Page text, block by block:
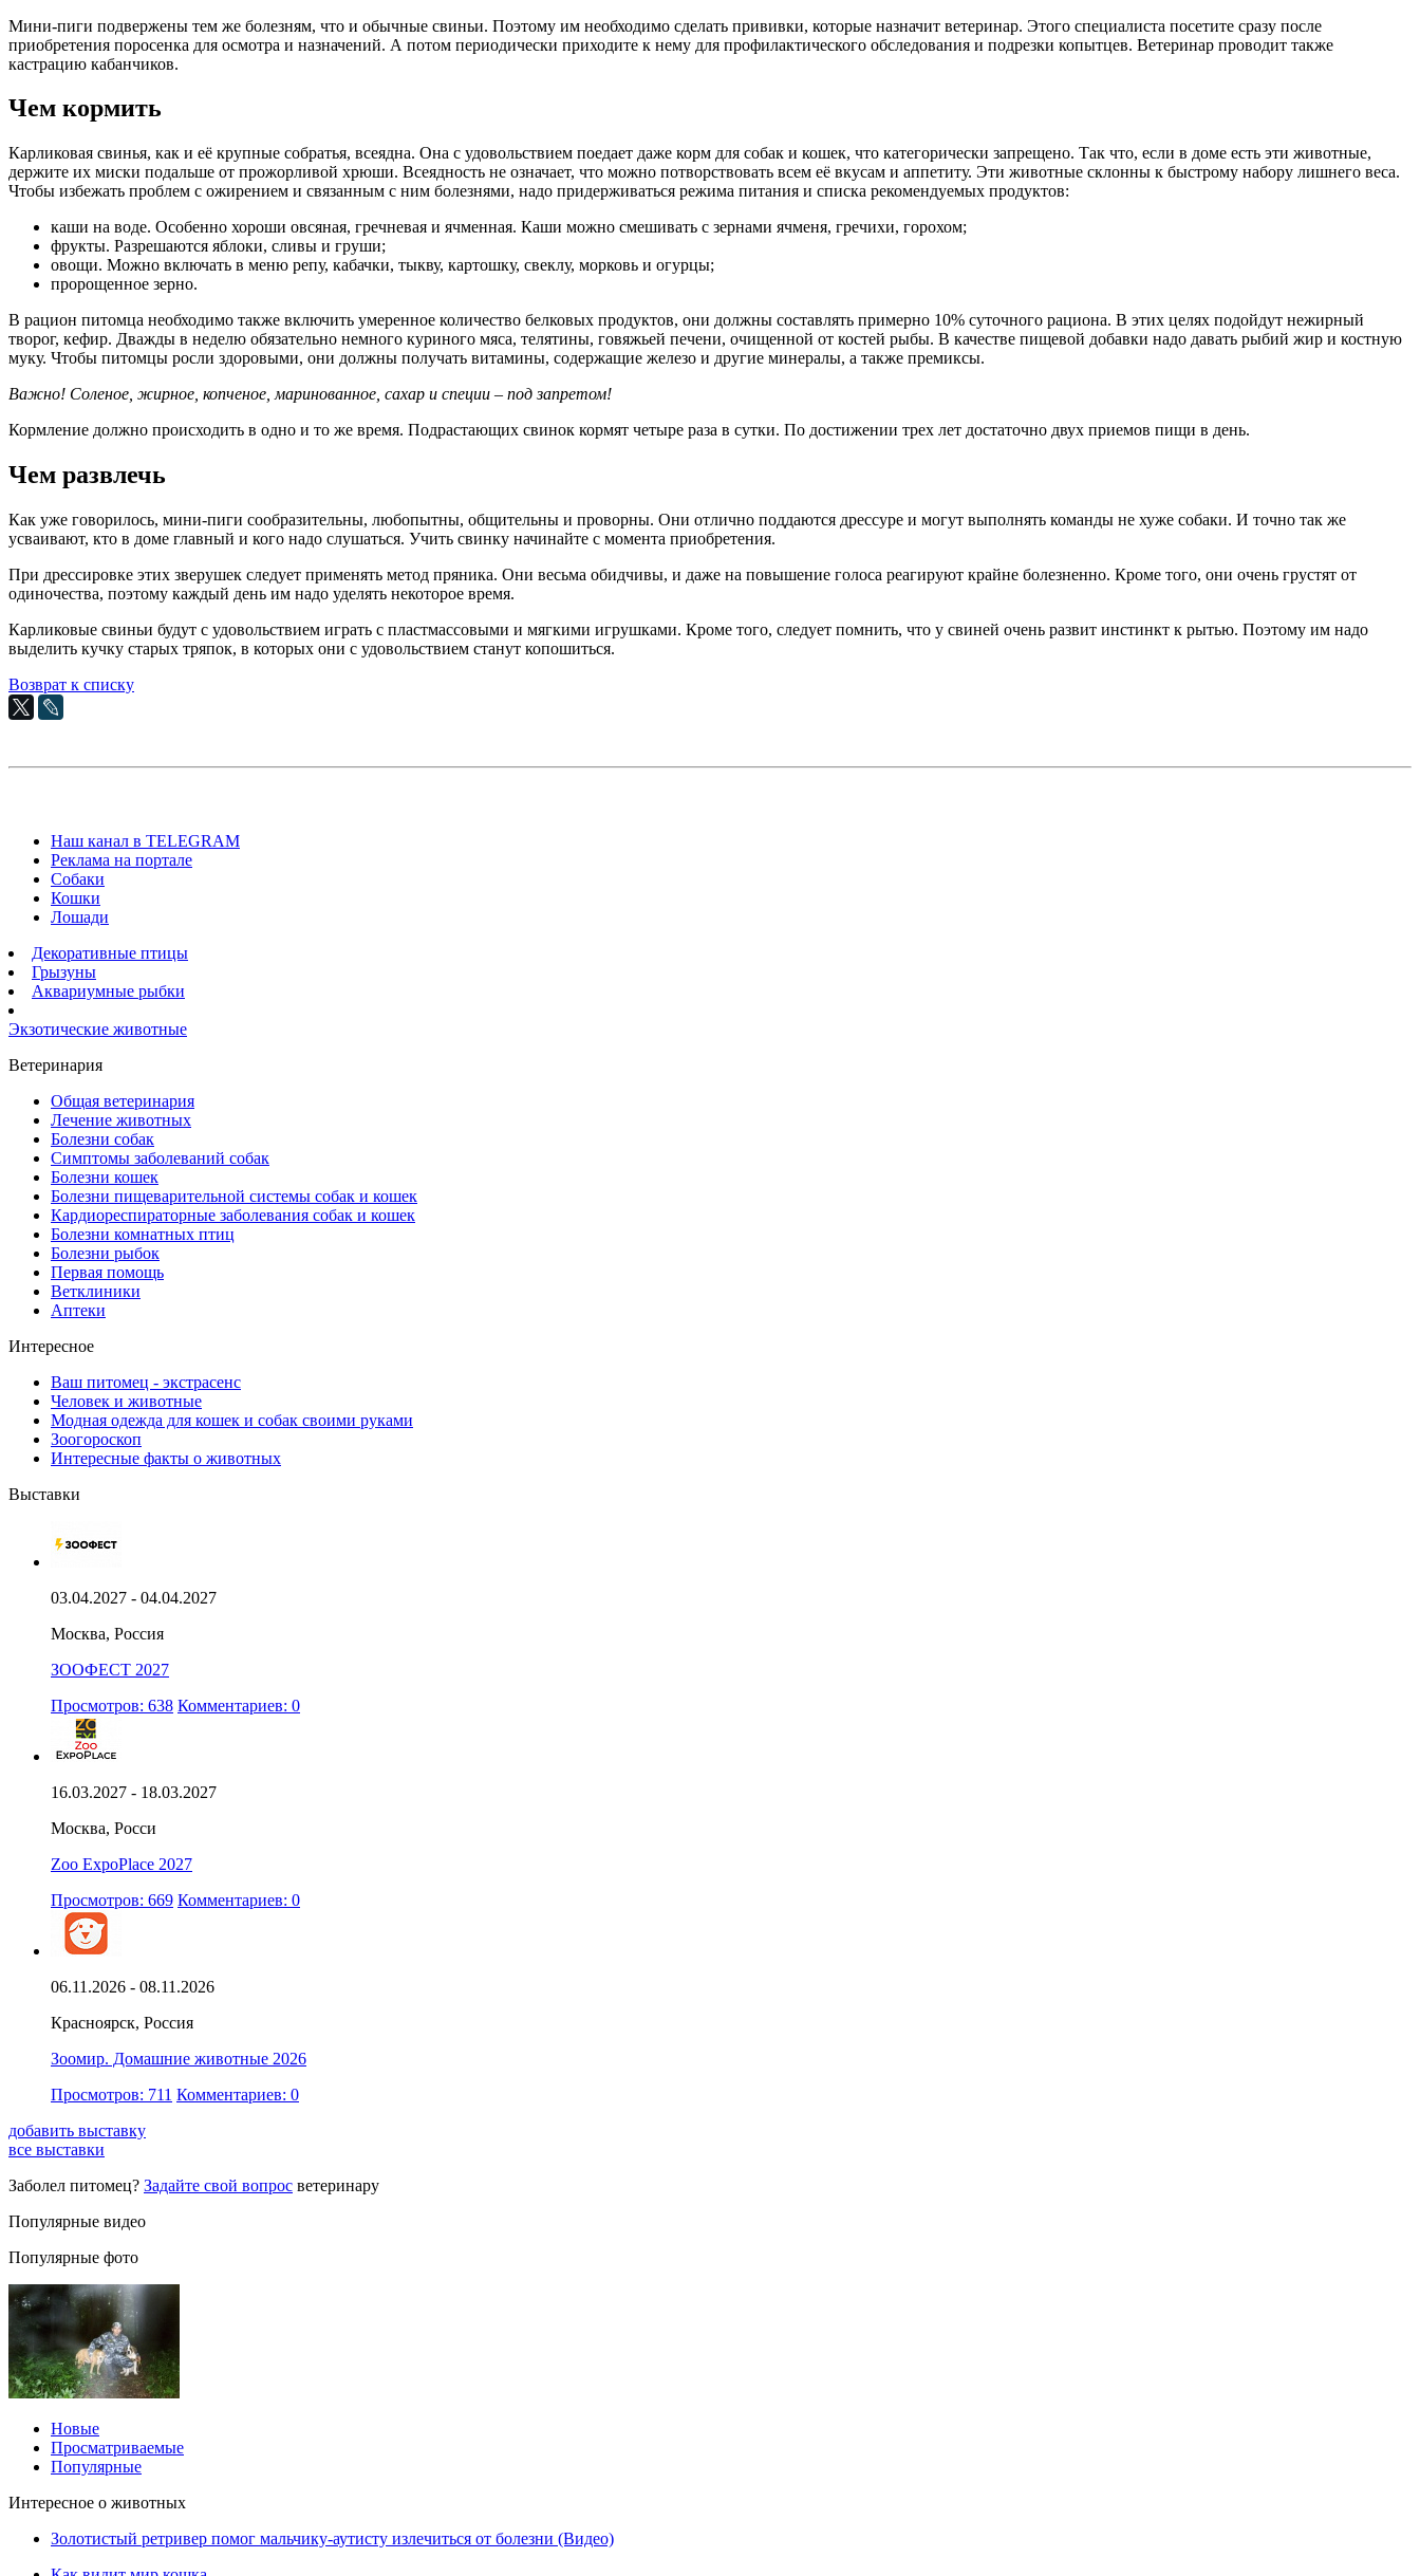
Мини-пиги подвержены тем же болезням, что и обычные свиньи. Поэтому им необходимо сделать прививки, которые назначит ветеринар. Этого специалиста посетите сразу после
приобретения поросенка для осмотра и назначений. А потом периодически приходите к нему для профилактического обследования и подрезки копытцев. Ветеринар проводит также
кастрацию кабанчиков.
Чем кормить
Карликовая свинья, как и её крупные собратья, всеядна. Она с удовольствием поедает даже корм для собак и кошек, что категорически запрещено. Так что, если в доме есть эти животные,
держите их миски подальше от прожорливой хрюши. Всеядность не означает, что можно потворствовать всем её вкусам и аппетиту. Эти животные склонны к быстрому набору лишнего веса.
Чтобы избежать проблем с ожирением и связанным с ним болезнями, надо придерживаться режима питания и списка рекомендуемых продуктов:
каши на воде. Особенно хороши овсяная, гречневая и ячменная. Каши можно смешивать с зернами ячменя, гречихи, горохом;
фрукты. Разрешаются яблоки, сливы и груши;
овощи. Можно включать в меню репу, кабачки, тыкву, картошку, свеклу, морковь и огурцы;
пророщенное зерно.
В рацион питомца необходимо также включить умеренное количество белковых продуктов, они должны составлять примерно 10% суточного рациона. В этих целях подойдут нежирный
творог, кефир. Дважды в неделю обязательно немного куриного мяса, телятины, говяжьей печени, очищенной от костей рыбы. В качестве пищевой добавки надо давать рыбий жир и костную
муку. Чтобы питомцы росли здоровыми, они должны получать витамины, содержащие железо и другие минералы, а также премиксы.
Важно! Соленое, жирное, копченое, маринованное, сахар и специи – под запретом!
Кормление должно происходить в одно и то же время. Подрастающих свинок кормят четыре раза в сутки. По достижении трех лет достаточно двух приемов пищи в день.
Чем развлечь
Как уже говорилось, мини-пиги сообразительны, любопытны, общительны и проворны. Они отлично поддаются дрессуре и могут выполнять команды не хуже собаки. И точно так же
усваивают, кто в доме главный и кого надо слушаться. Учить свинку начинайте с момента приобретения.
При дрессировке этих зверушек следует применять метод пряника. Они весьма обидчивы, и даже на повышение голоса реагируют крайне болезненно. Кроме того, они очень грустят от
одиночества, поэтому каждый день им надо уделять некоторое время.
Карликовые свиньи будут с удовольствием играть с пластмассовыми и мягкими игрушками. Кроме того, следует помнить, что у свиней очень развит инстинкт к рытью. Поэтому им надо
выделить кучку старых тряпок, в которых они с удовольствием станут копошиться.
Возврат к списку
Наш канал в TELEGRAM
Реклама на портале
Собаки
Кошки
Лошади
Декоративные птицы
Грызуны
Аквариумные рыбки
Экзотические животные
Ветеринария
Общая ветеринария
Лечение животных
Болезни собак
Симптомы заболеваний собак
Болезни кошек
Болезни пищеварительной системы собак и кошек
Кардиореспираторные заболевания собак и кошек
Болезни комнатных птиц
Болезни рыбок
Первая помощь
Ветклиники
Аптеки
Интересное
Ваш питомец - экстрасенс
Человек и животные
Модная одежда для кошек и собак своими руками
Зоогороскоп
Интересные факты о животных
Выставки
03.04.2027 - 04.04.2027
Москва, Россия
ЗООФЕСТ 2027
Просмотров: 638 Комментариев: 0
16.03.2027 - 18.03.2027
Москва, Росси
Zoo ExpoPlace 2027
Просмотров: 669 Комментариев: 0
06.11.2026 - 08.11.2026
Красноярск, Россия
Зоомир. Домашние животные 2026
Просмотров: 711 Комментариев: 0
добавить выставку
все выставки
Заболел питомец? Задайте свой вопрос ветеринару
Популярные видео
Популярные фото
Новые
Просматриваемые
Популярные
Интересное о животных
Золотистый ретривер помог мальчику-аутисту излечиться от болезни (Видео)